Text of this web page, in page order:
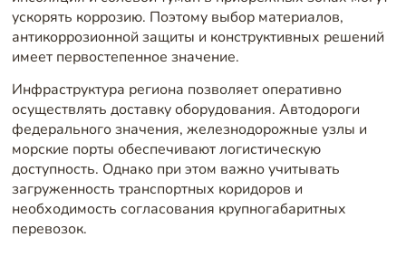
ускорять коррозию. Поэтому выбор материалов,
антикоррозионной защиты и конструктивных решений
имеет первостепенное значение.
Инфраструктура региона позволяет оперативно
осуществлять доставку оборудования. Автодороги
федерального значения, железнодорожные узлы и
морские порты обеспечивают логистическую
доступность. Однако при этом важно учитывать
загруженность транспортных коридоров и
необходимость согласования крупногабаритных
перевозок.